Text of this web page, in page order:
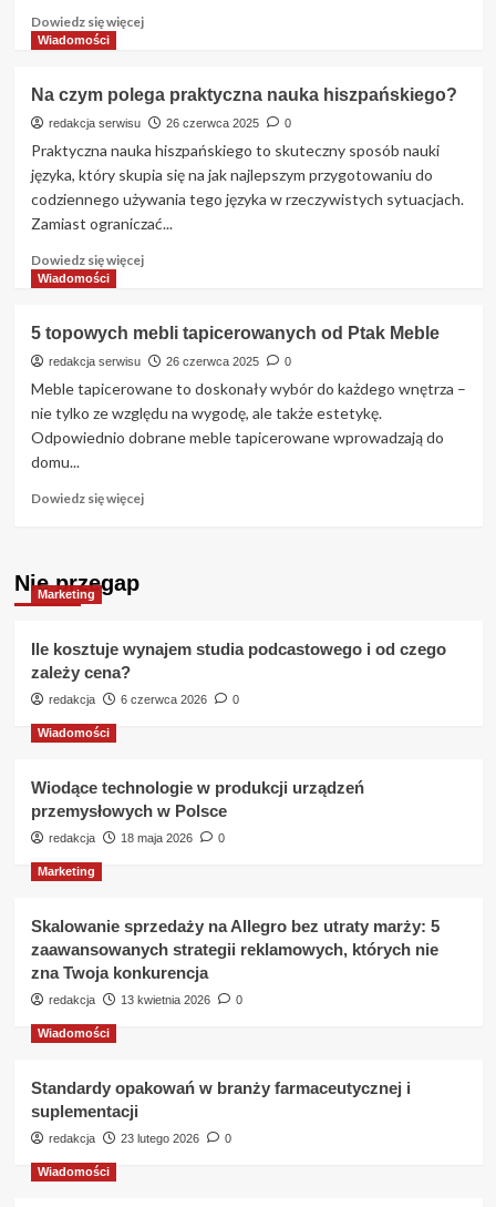
Dowiedz się więcejDowiedz
Jakie
są
rodzaje
tworzyw
sztucznych?
Wiadomości
Na czym polega praktyczna nauka hiszpańskiego?
redakcja serwisu 26 czerwca 2025 0
Praktyczna nauka hiszpańskiego to skuteczny sposób nauki
języka, który skupia się na jak najlepszym przygotowaniu do
codziennego używania tego języka w rzeczywistych sytuacjach.
Zamiast ograniczać...
Dowiedz się więcejDowiedz
Na
czym
polega
nauka
hiszpańskiego?
Wiadomości
5 topowych mebli tapicerowanych od Ptak Meble
redakcja serwisu 26 czerwca 2025 0
Meble tapicerowane to doskonały wybór do każdego wnętrza –
nie tylko ze względu na wygodę, ale także estetykę.
Odpowiednio dobrane meble tapicerowane wprowadzają do
domu...
Dowiedz się więcejDowiedz
tapicerowanych
Meble
Nie przegap
Marketing
Ile kosztuje wynajem studia podcastowego i od czego
zależy cena?
redakcja 6 czerwca 2026 0
Wiadomości
Wiodące technologie w produkcji urządzeń
przemysłowych w Polsce
redakcja 18 maja 2026 0
Marketing
Skalowanie sprzedaży na Allegro bez utraty marży: 5
zaawansowanych strategii reklamowych, których nie
zna Twoja konkurencja
redakcja 13 kwietnia 2026 0
Wiadomości
Standardy opakowań w branży farmaceutycznej i
suplementacji
redakcja 23 lutego 2026 0
Wiadomości